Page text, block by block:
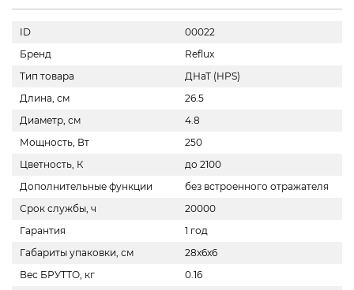
ID
00022
Бренд
Reflux
Тип товара
ДНаТ (HPS)
Длина, см
26.5
Диаметр, см
4.8
Мощность, Вт
250
Цветность, К
до 2100
Дополнительные функции
без встроенного отражателя
Срок службы, ч
20000
Гарантия
1 год
Габариты упаковки, см
28x6x6
Вес БРУТТО, кг
0.16